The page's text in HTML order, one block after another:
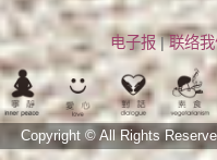
电子报|联络我
Copyright © All Rights